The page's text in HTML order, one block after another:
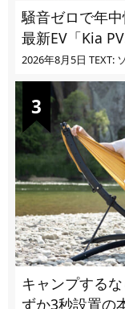
騒音ゼロで年
最新EV「Kia
2026年8月5日 TEXT:
キャンプする
ずか3秒設置の